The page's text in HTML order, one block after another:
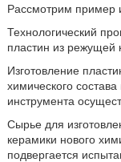
Рассмотрим пример
Технологический
пластин из
Изготовление
химического
инструмента
Сырье для
керамики нового
подвергается